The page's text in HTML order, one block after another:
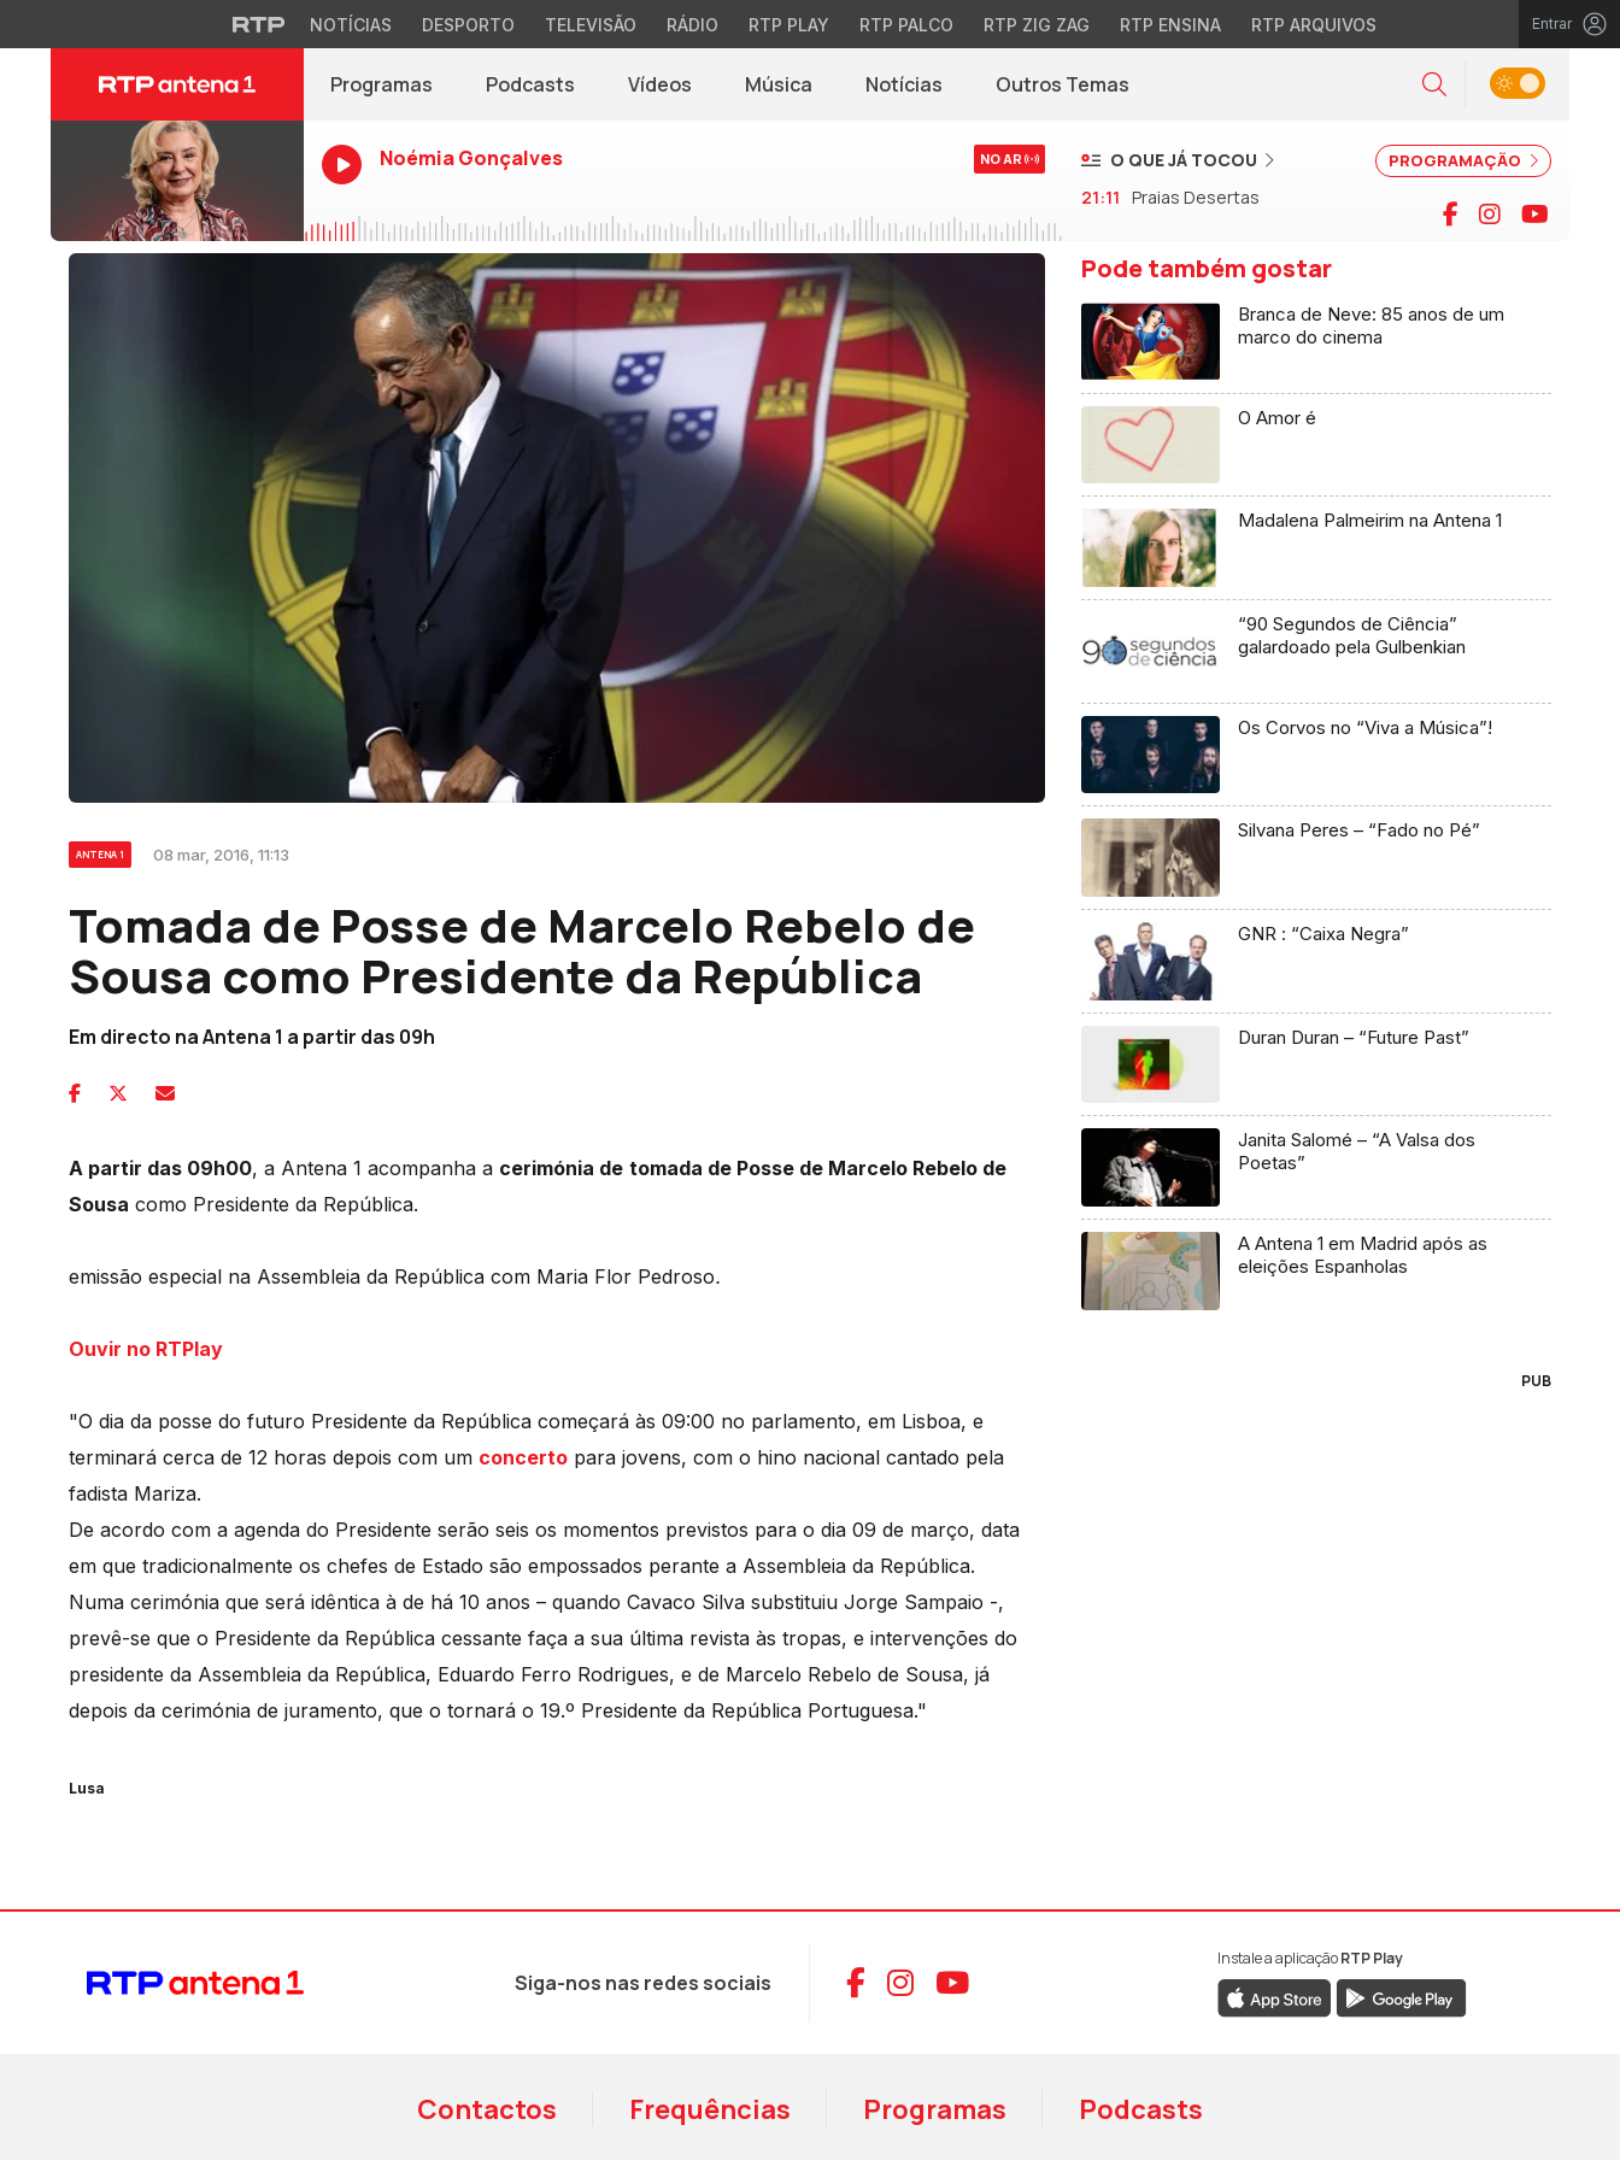
NOTÍCIAS DESPORTO TELEVISÃO RÁDIO RTP PLAY RTP PALCO RTP ZIG ZAG RTP ENSINA RTP ARQUIVOS Entrar
Programas Podcasts Vídeos Música Notícias(abre em nova janela)
Outros Temas Pesquisar
Alternar tema
Noémia Gonçalves NO AR PROGRAMAÇÃO
O QUE JÁ TOCOU
21:11 Praias Desertas Facebook
Instagram
ANTENA 1 08 mar, 2016, 11:13
Tomada de Posse de Marcelo Rebelo de
Sousa como Presidente da República
Em directo na Antena 1 a partir das 09h
A partir das 09h00, a Antena 1 acompanha a cerimónia de tomada de Posse de Marcelo Rebelo de
Sousa como Presidente da República.
emissão especial na Assembleia da República com Maria Flor Pedroso.
Ouvir no RTPlay
"O dia da posse do futuro Presidente da República começará às 09:00 no parlamento, em Lisboa, e
terminará cerca de 12 horas depois com um concerto para jovens, com o hino nacional cantado pela
fadista Mariza.
De acordo com a agenda do Presidente serão seis os momentos previstos para o dia 09 de março, data
em que tradicionalmente os chefes de Estado são empossados perante a Assembleia da República.
Numa cerimónia que será idêntica à de há 10 anos – quando Cavaco Silva substituiu Jorge Sampaio -,
prevê-se que o Presidente da República cessante faça a sua última revista às tropas, e intervenções do
presidente da Assembleia da República, Eduardo Ferro Rodrigues, e de Marcelo Rebelo de Sousa, já
depois da cerimónia de juramento, que o tornará o 19.º Presidente da República Portuguesa."
Lusa
Pode também gostar
Branca de Neve: 85 anos de um
marco do cinema
O Amor é
Madalena Palmeirim na Antena 1
“90 Segundos de Ciência”
galardoado pela Gulbenkian
Os Corvos no “Viva a Música”!
Silvana Peres – “Fado no Pé”
GNR : “Caixa Negra”
Duran Duran – “Future Past”
Janita Salomé – “A Valsa dos
Poetas”
A Antena 1 em Madrid após as
eleições Espanholas
PUB
Siga-nos nas redes sociais Aceder ao Facebook da RTP Antena 1
Aceder ao Instagram da RTP Antena 1
Aceder ao YouTube da RTP Antena 1
Instale a aplicaçãoRTP Play
Contactos Frequências Programas Podcasts